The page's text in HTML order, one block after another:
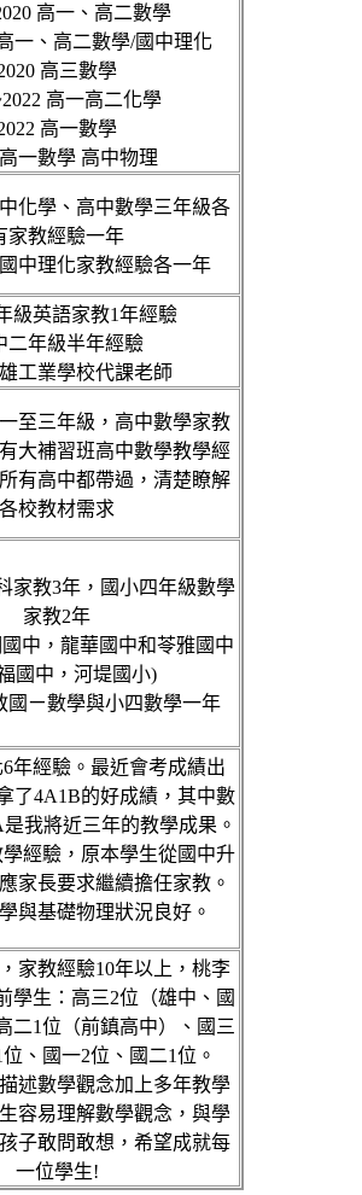
高一、高二數學
一、高二數學/國中理化
高三數學
高一高二化學
高一數學
一數學 高中物理
化學、高中數學三年級各
家教經驗一年
中理化家教經驗各一年
級英語家教1年經驗
二年級半年經驗
工業學校代課老師
至三年級，高中數學家教
大補習班高中數學教學經
有高中都帶過，清楚瞭解
各校教材需求
家教3年，國小四年級數學
家教2年
中，龍華國中和苓雅國中
國中，河堤國小)
國ㄧ數學與小四數學一年
年經驗。最近會考成績出
了4A1B的好成績，其中數
我將近三年的教學成果。
經驗，原本學生從國中升
家長要求繼續擔任家教。
與基礎物理狀況良好。
家教經驗10年以上，桃李
學生：高三2位（雄中、國
二1位（前鎮高中）、國三
、國一2位、國二1位。
述數學觀念加上多年教學
容易理解數學觀念，與學
子敢問敢想，希望成就每
一位學生!